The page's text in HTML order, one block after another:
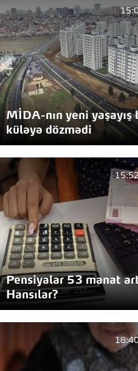
MİDA-nın yeni yaşayış
küləyə dözmədi
Pensiyalar 53 manat
Hansılar?
15:52